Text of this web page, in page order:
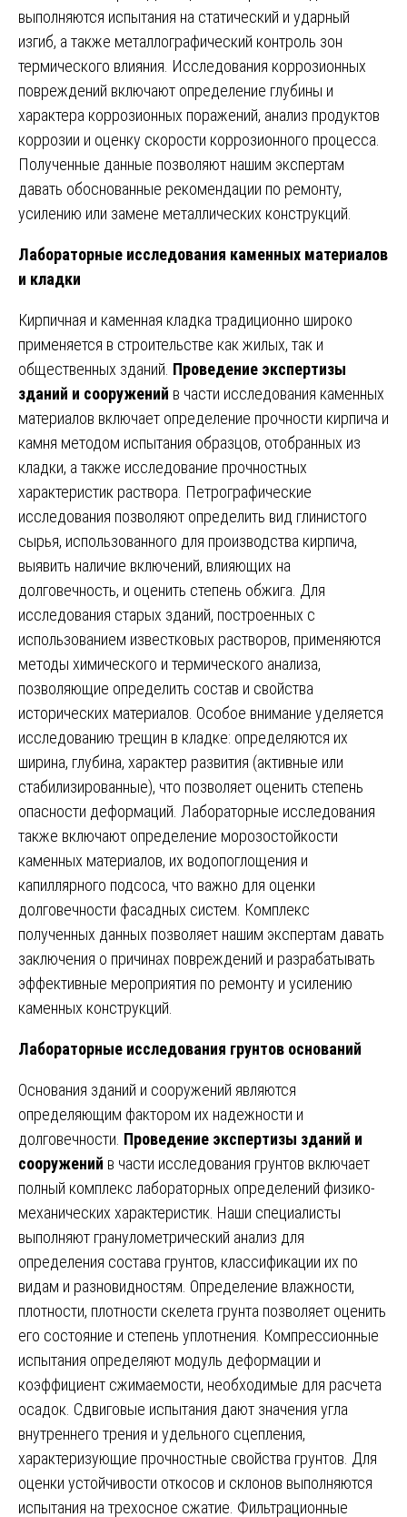
выполняются испытания на статический и ударный
изгиб, а также металлографический контроль зон
термического влияния. Исследования коррозионных
повреждений включают определение глубины и
характера коррозионных поражений, анализ продуктов
коррозии и оценку скорости коррозионного процесса.
Полученные данные позволяют нашим экспертам
давать обоснованные рекомендации по ремонту,
усилению или замене металлических конструкций.
Лабораторные исследования каменных материалов
и кладки
Кирпичная и каменная кладка традиционно широко
применяется в строительстве как жилых, так и
общественных зданий. Проведение экспертизы
зданий и сооружений в части исследования каменных
материалов включает определение прочности кирпича и
камня методом испытания образцов, отобранных из
кладки, а также исследование прочностных
характеристик раствора. Петрографические
исследования позволяют определить вид глинистого
сырья, использованного для производства кирпича,
выявить наличие включений, влияющих на
долговечность, и оценить степень обжига. Для
исследования старых зданий, построенных с
использованием известковых растворов, применяются
методы химического и термического анализа,
позволяющие определить состав и свойства
исторических материалов. Особое внимание уделяется
исследованию трещин в кладке: определяются их
ширина, глубина, характер развития (активные или
стабилизированные), что позволяет оценить степень
опасности деформаций. Лабораторные исследования
также включают определение морозостойкости
каменных материалов, их водопоглощения и
капиллярного подсоса, что важно для оценки
долговечности фасадных систем. Комплекс
полученных данных позволяет нашим экспертам давать
заключения о причинах повреждений и разрабатывать
эффективные мероприятия по ремонту и усилению
каменных конструкций.
Лабораторные исследования грунтов оснований
Основания зданий и сооружений являются
определяющим фактором их надежности и
долговечности. Проведение экспертизы зданий и
сооружений в части исследования грунтов включает
полный комплекс лабораторных определений физико-
механических характеристик. Наши специалисты
выполняют гранулометрический анализ для
определения состава грунтов, классификации их по
видам и разновидностям. Определение влажности,
плотности, плотности скелета грунта позволяет оценить
его состояние и степень уплотнения. Компрессионные
испытания определяют модуль деформации и
коэффициент сжимаемости, необходимые для расчета
осадок. Сдвиговые испытания дают значения угла
внутреннего трения и удельного сцепления,
характеризующие прочностные свойства грунтов. Для
оценки устойчивости откосов и склонов выполняются
испытания на трехосное сжатие. Фильтрационные